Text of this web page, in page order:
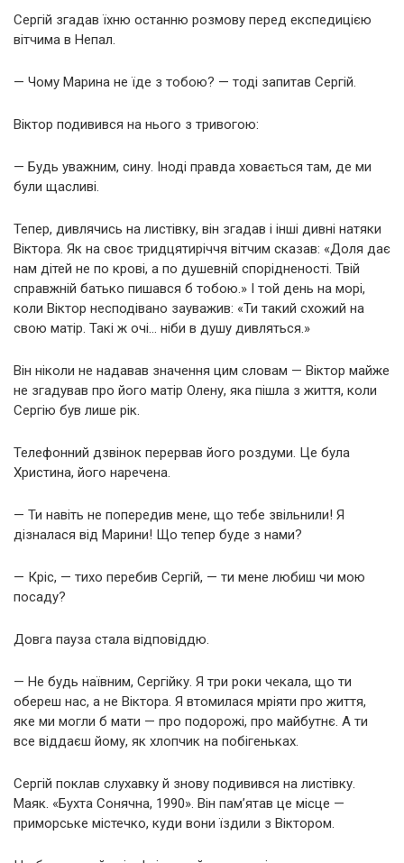
Сергій згадав їхню останню розмову перед експедицією
вітчима в Непал.
— Чому Марина не їде з тобою? — тоді запитав Сергій.
Віктор подивився на нього з тривогою:
— Будь уважним, сину. Іноді правда ховається там, де ми
були щасливі.
Тепер, дивлячись на листівку, він згадав і інші дивні натяки
Віктора. Як на своє тридцятиріччя вітчим сказав: «Доля дає
нам дітей не по крові, а по душевній спорідненості. Твій
справжній батько пишався б тобою.» І той день на морі,
коли Віктор несподівано зауважив: «Ти такий схожий на
свою матір. Такі ж очі… ніби в душу дивляться.»
Він ніколи не надавав значення цим словам — Віктор майже
не згадував про його матір Олену, яка пішла з життя, коли
Сергію був лише рік.
Телефонний дзвінок перервав його роздуми. Це була
Христина, його наречена.
— Ти навіть не попередив мене, що тебе звільнили! Я
дізналася від Марини! Що тепер буде з нами?
— Кріс, — тихо перебив Сергій, — ти мене любиш чи мою
посаду?
Довга пауза стала відповіддю.
— Не будь наївним, Сергійку. Я три роки чекала, що ти
обереш нас, а не Віктора. Я втомилася мріяти про життя,
яке ми могли б мати — про подорожі, про майбутнє. А ти
все віддаєш йому, як хлопчик на побігеньках.
Сергій поклав слухавку й знову подивився на листівку.
Маяк. «Бухта Сонячна, 1990». Він пам’ятав це місце —
приморське містечко, куди вони їздили з Віктором.